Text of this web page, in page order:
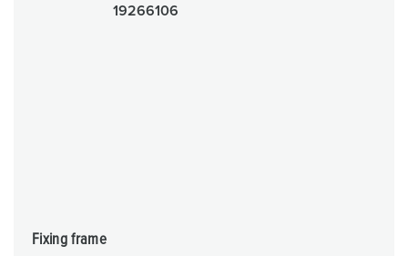
Fixing frame